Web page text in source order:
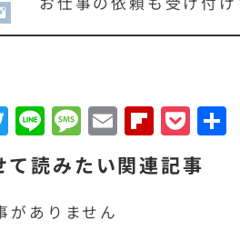
T
w
it
t
Li
n
e
M
e
s
s
E
m
a
F
li
p
P
o
c
て読みたい関連記事
がありません